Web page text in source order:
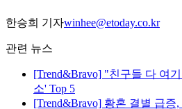
한승희 기자winhee@etoday.co.kr
관련 뉴스
[Trend&Bravo] "친구들 다 여
소' Top 5
[Trend&Bravo] 황혼 결별 급